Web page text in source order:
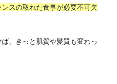
スの取れた食事が必要不可欠
、きっと肌質や髪質も変わっ